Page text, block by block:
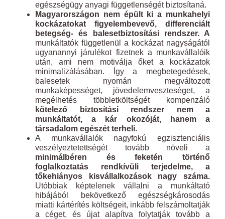
egészségügy anyagi függetlenségét biztosítaná.
Magyarországon nem épült ki a munkahelyi
kockázatokat figyelembevevő, differenciált
betegség- és balesetbiztosítási rendszer. A
munkáltatók függetlenül a kockázat nagyságától
ugyanannyi járulékot fizetnek a munkavállalóik
után, ami nem motiválja őket a kockázatok
minimalizálásában. Így a megbetegedések,
balesetek nyomán megváltozott
munkaképességet, jövedelemveszteséget, a
megélhetés többletköltségét kompenzáló
kötelező biztosítási rendszer nem a
munkáltatót, a kár okozóját, hanem a
társadalom egészét terheli.
A munkavállalók nagyfokú egzisztenciális
veszélyeztetettségét tovább növeli a
minimálbéren és feketén történő
foglalkoztatás rendkívüli terjedelme, a
tőkehiányos kisvállalkozások nagy száma.
Utóbbiak képtelenek vállalni a munkáltató
hibájából bekövetkező egészségkárosodás
miatti kártérítés költségeit, inkább felszámoltatják
a céget, és újat alapítva folytatják tovább a